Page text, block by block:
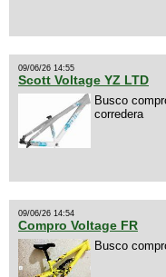
09/06/26 14:55
Scott Voltage YZ LTD
Busco
corredera
09/06/26 14:54
Compro Voltage FR
Busco